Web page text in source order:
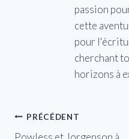
passion
cette
pour
cherchant
horizons à
Navigation
PRÉCÉDENT